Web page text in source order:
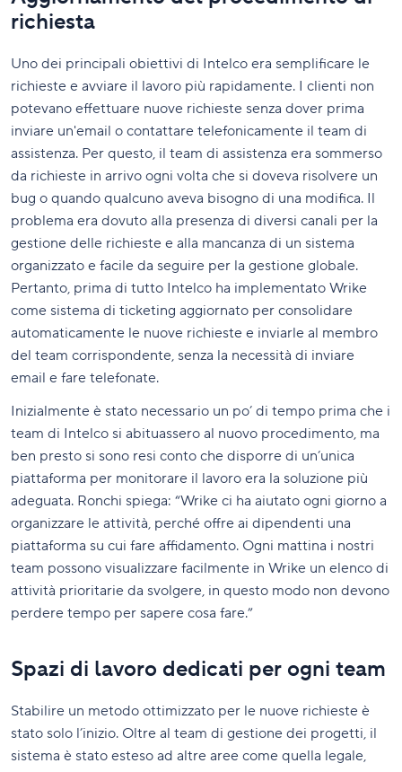
richiesta
Uno dei principali obiettivi di Intelco era semplificare le
richieste e avviare il lavoro più rapidamente. I clienti non
potevano effettuare nuove richieste senza dover prima
inviare un'email o contattare telefonicamente il team di
assistenza. Per questo, il team di assistenza era sommerso
da richieste in arrivo ogni volta che si doveva risolvere un
bug o quando qualcuno aveva bisogno di una modifica. Il
problema era dovuto alla presenza di diversi canali per la
gestione delle richieste e alla mancanza di un sistema
organizzato e facile da seguire per la gestione globale.
Pertanto, prima di tutto Intelco ha implementato Wrike
come sistema di ticketing aggiornato per consolidare
automaticamente le nuove richieste e inviarle al membro
del team corrispondente, senza la necessità di inviare
email e fare telefonate.
Inizialmente è stato necessario un po’ di tempo prima che i
team di Intelco si abituassero al nuovo procedimento, ma
ben presto si sono resi conto che disporre di un’unica
piattaforma per monitorare il lavoro era la soluzione più
adeguata. Ronchi spiega: “Wrike ci ha aiutato ogni giorno a
organizzare le attività, perché offre ai dipendenti una
piattaforma su cui fare affidamento. Ogni mattina i nostri
team possono visualizzare facilmente in Wrike un elenco di
attività prioritarie da svolgere, in questo modo non devono
perdere tempo per sapere cosa fare.”
Spazi di lavoro dedicati per ogni team
Stabilire un metodo ottimizzato per le nuove richieste è
stato solo l’inizio. Oltre al team di gestione dei progetti, il
sistema è stato esteso ad altre aree come quella legale,